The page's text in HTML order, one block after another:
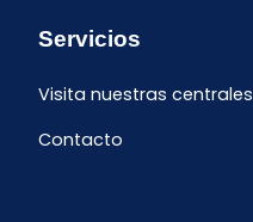
Servicios
Visita nuestras centrales
Contacto